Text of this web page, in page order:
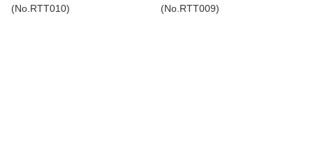
(No.RTT010)
(No.RTT009)